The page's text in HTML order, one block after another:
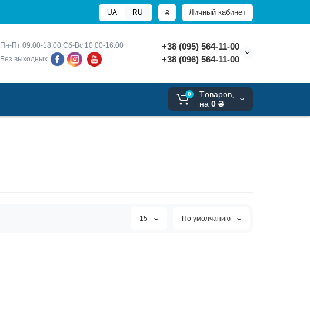
Личный кабинет
₴
UA RU
Пн-Пт 09:00-18:00 Сб-Вс 10:00-16:00
Без выходных
+38 (095) 564-11-00
+38 (096) 564-11-00
0
Tоваров,
на 0 ₴
15 По умолчанию